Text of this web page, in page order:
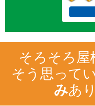
そろそろ屋
そう思って
みあ